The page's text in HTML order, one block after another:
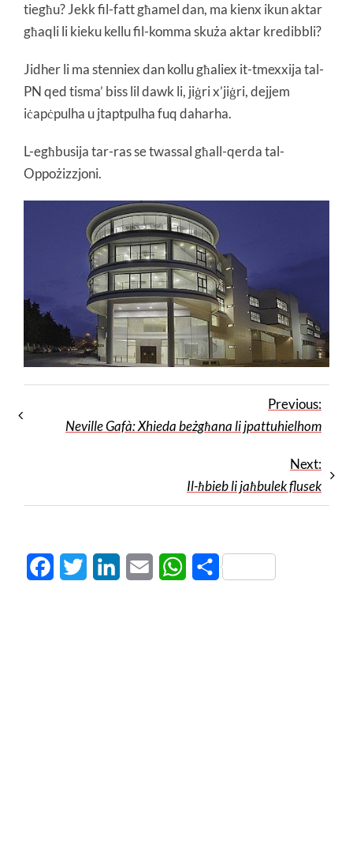
tiegħu? Jekk fil-fatt għamel dan, ma kienx ikun aktar
għaqli li kieku kellu fil-komma skuża aktar kredibbli?
Jidher li ma stenniex dan kollu għaliex it-tmexxija tal-
PN qed tisma’ biss lil dawk li, jiġri x’jiġri, dejjem
iċapċpulha u jtaptpulha fuq daharha.
L-egħbusija tar-ras se twassal għall-qerda tal-
Oppożizzjoni.
Previous:
Neville Gafà: Xhieda beżgħana li jpattuhielhom
Next:
Il-ħbieb li jaħbulek flusek
FacebookTwitter LinkedInEmail WhatsApp
Share